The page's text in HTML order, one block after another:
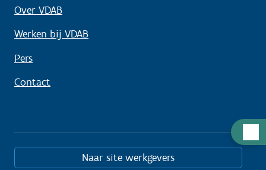
Over VDAB
Werken bij VDAB
Pers
Contact
Naar site werkgevers